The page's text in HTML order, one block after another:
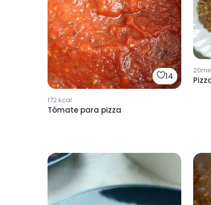
14
172kcal
Tómate para pizza